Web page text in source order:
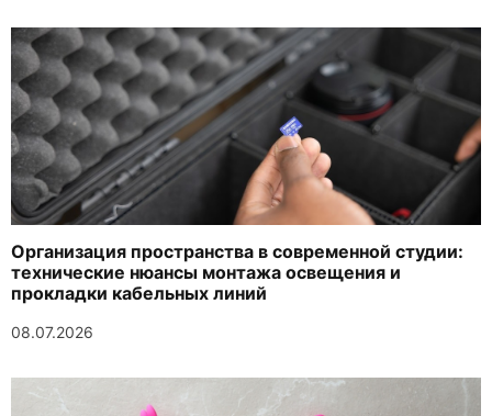
Организация пространства в современной студии:
технические нюансы монтажа освещения и
прокладки кабельных линий
08.07.2026